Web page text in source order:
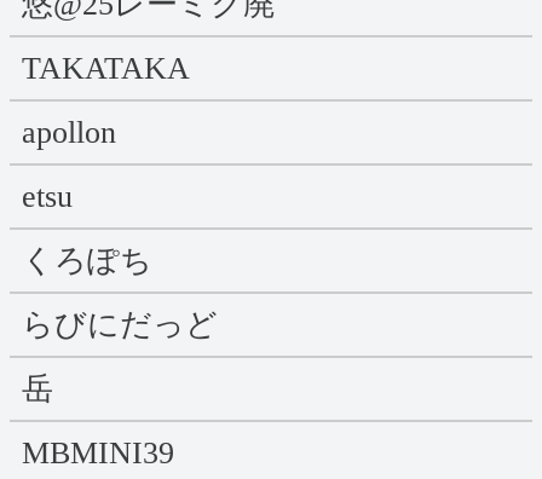
TAKATAKA
apollon
etsu
くろぽち
らびにだっど
岳
MBMINI39